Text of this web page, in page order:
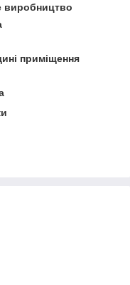
виробництво
приміщення